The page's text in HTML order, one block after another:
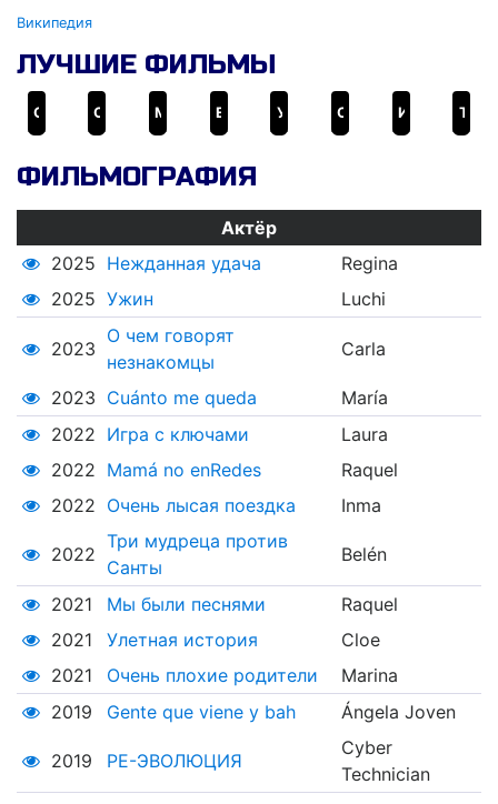
Википедия
ЛУЧШИЕ ФИЛЬМЫ
ФИЛЬМОГРАФИЯ
Актёр
2025 Нежданная удача
Regina
2025 Ужин Luchi
2023
О чем говорят
незнакомцы
Carla
2023 Cuánto me queda
María
2022 Игра с ключами
Laura
2022 Mamá no enRedes
Raquel
2022 Очень лысая поездка Inma
2022
Три мудреца против
Санты
Belén
2021 Мы были песнями
Raquel
2021
Улетная история
Cloe
2021
Очень плохие родители
Marina
2019
Gente que viene y bah Ángela Joven
2019 РЕ-ЭВОЛЮЦИЯ
Cyber
Technician